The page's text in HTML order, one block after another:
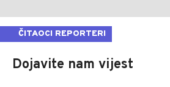
ČITAOCI REPORTERI
Dojavite nam vijest